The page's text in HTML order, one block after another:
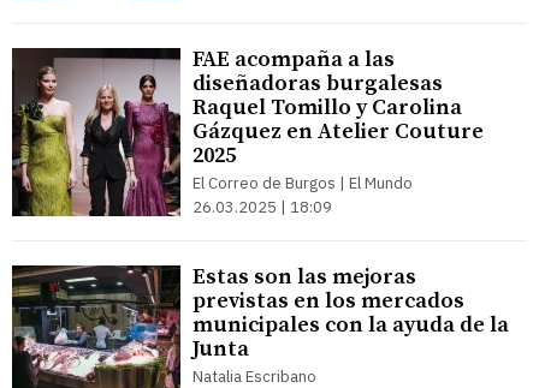
FAE acompaña a las
diseñadoras burgalesas
Raquel Tomillo y Carolina
Gázquez en Atelier Couture
2025
El Correo de Burgos | El Mundo
26.03.2025 | 18:09
Estas son las mejoras
previstas en los mercados
municipales con la ayuda de la
Junta
Natalia Escribano